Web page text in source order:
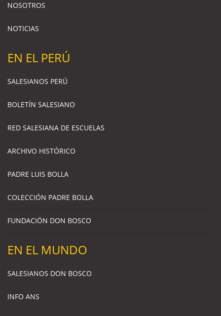
NOSOTROS
NOTICIAS
EN EL PERÚ
SALESIANOS PERÚ
BOLETÍN SALESIANO
RED SALESIANA DE ESCUELAS
ARCHIVO HISTÓRICO
PADRE LUIS BOLLA
COLECCIÓN PADRE BOLLA
FUNDACIÓN DON BOSCO
EN EL MUNDO
SALESIANOS DON BOSCO
INFO ANS